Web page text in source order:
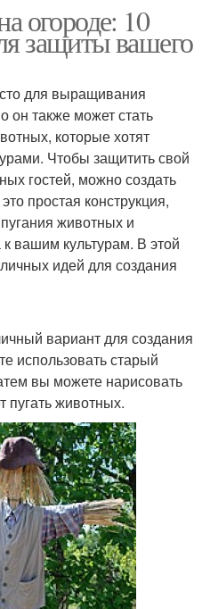
огороде: 10
защиты вашего
для выращивания
он также может стать
которые хотят
Чтобы защитить свой
гостей, можно создать
простая конструкция,
животных и
вашим культурам. В этой
идей для создания
вариант для создания
использовать старый
вы можете нарисовать
пугать животных.